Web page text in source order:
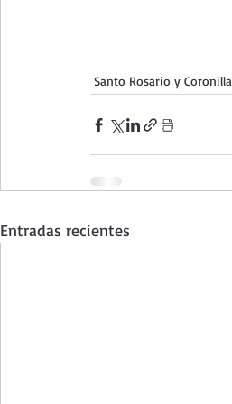
Santo Rosario y Coronilla
Entradas recientes